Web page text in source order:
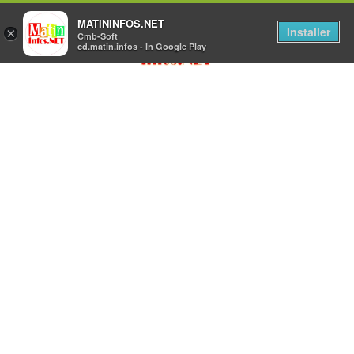
×
MATININFOS.NET
Cmb-Soft
cd.matin.infos - In Google Play
Installer